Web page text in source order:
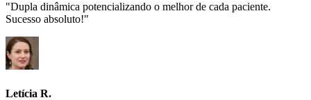
"Dupla dinâmica potencializando o melhor de cada paciente.
Sucesso absoluto!"
Letícia R.